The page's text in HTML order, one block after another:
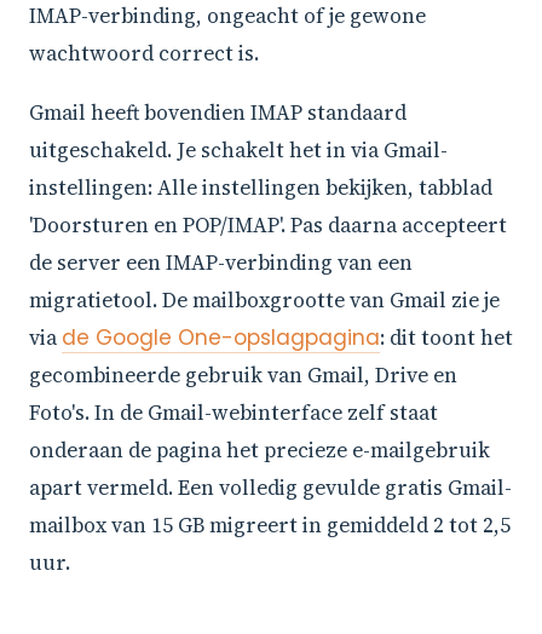
IMAP-verbinding, ongeacht of je gewone
wachtwoord correct is.
Gmail heeft bovendien IMAP standaard
uitgeschakeld. Je schakelt het in via Gmail-
instellingen: Alle instellingen bekijken, tabblad
'Doorsturen en POP/IMAP'. Pas daarna accepteert
de server een IMAP-verbinding van een
migratietool. De mailboxgrootte van Gmail zie je
via de Google One-opslagpagina: dit toont het
gecombineerde gebruik van Gmail, Drive en
Foto's. In de Gmail-webinterface zelf staat
onderaan de pagina het precieze e-mailgebruik
apart vermeld. Een volledig gevulde gratis Gmail-
mailbox van 15 GB migreert in gemiddeld 2 tot 2,5
uur.